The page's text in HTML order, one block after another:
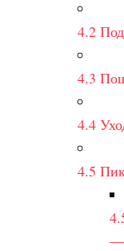
4.2
4.3
4.4
4.5
—